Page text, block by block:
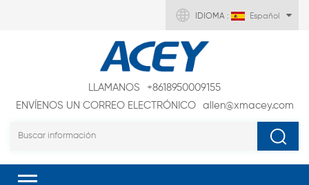
IDIOMA : Español
LLAMANOS
+8618950009155
ENVÍENOS UN CORREO ELECTRÓNICO
allen@xmacey.com